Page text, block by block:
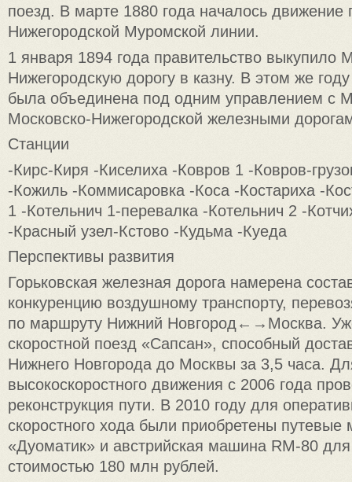
поезд. В марте 1880 года началось движение
Нижегородской Муромской линии.
1 января 1894 года правительство выкупило
Нижегородскую дорогу в казну. В этом же
была объединена под одним управлением с
Московско-Нижегородской железными
Станции
-Кирс-Киря -Киселиха -Ковров 1 -Ковров-
-Кожиль -Коммисаровка -Коса -Костариха -
1 -Котельнич 1-перевалка -Котельнич 2 -
-Красный узел-Кстово -Кудьма -Куеда
Перспективы развития
Горьковская железная дорога намерена
конкуренцию воздушному транспорту,
по маршруту Нижний Новгород←→Москва.
скоростной поезд «Сапсан», способный
Нижнего Новгорода до Москвы за 3,5 часа.
высокоскоростного движения с 2006 года
реконструкция пути. В 2010 году для
скоростного хода были приобретены
«Дуоматик» и австрийская машина RM-80 для
стоимостью 180 млн рублей.